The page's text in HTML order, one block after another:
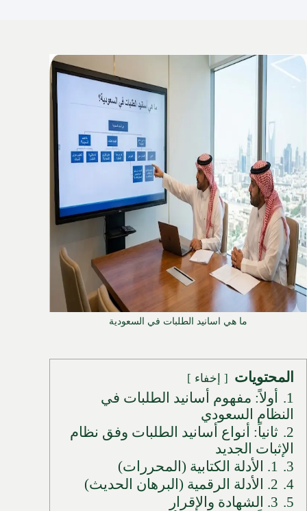
ما هي اسانيد الطلبات في السعودية
المحتويات إخفاء
1.
أولاً: مفهوم أسانيد الطلبات في
النظام السعودي
2. ثانياً: أنواع أسانيد الطلبات وفق نظام
الإثبات الجديد
3.
1. الأدلة الكتابية (المحررات)
4. 2. الأدلة الرقمية (البرهان الحديث)
5.
3. الشهادة والإقرار